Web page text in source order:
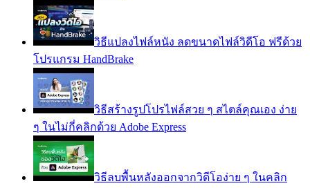
วิธีแปลงไฟล์หนัง ลดขนาดไฟล์วิดีโอ ฟรีด้วย
โปรแกรม HandBrake
วิธีสร้างรูปโปรไฟล์สวย ๆ สไตล์คุณเอง ง่าย
ๆ ในไม่กี่คลิกด้วย Adobe Express
วิธีลบพื้นหลังออกจากวิดีโอง่าย ๆ ในคลิก